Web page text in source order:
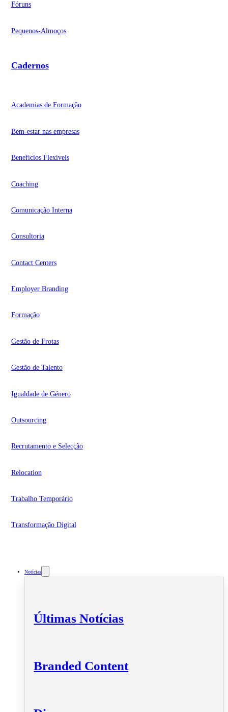
Fóruns
Pequenos-Almoços
Cadernos
Academias de Formação
Bem-estar nas empresas
Benefícios Flexíveis
Coaching
Comunicação Interna
Consultoria
Contact Centers
Employer Branding
Formação
Gestão de Frotas
Gestão de Talento
Igualdade de Género
Outsourcing
Recrutamento e Selecção
Relocation
Trabalho Temporário
Transformação Digital
Notícias
Últimas Notícias
Branded Content